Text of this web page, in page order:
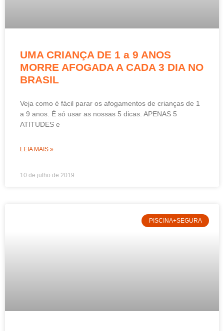
UMA CRIANÇA DE 1 a 9 ANOS
MORRE AFOGADA A CADA 3 DIA NO
BRASIL
Veja como é fácil parar os afogamentos de crianças de 1
a 9 anos. É só usar as nossas 5 dicas. APENAS 5
ATITUDES e
LEIA MAIS »
10 de julho de 2019
PISCINA+SEGURA